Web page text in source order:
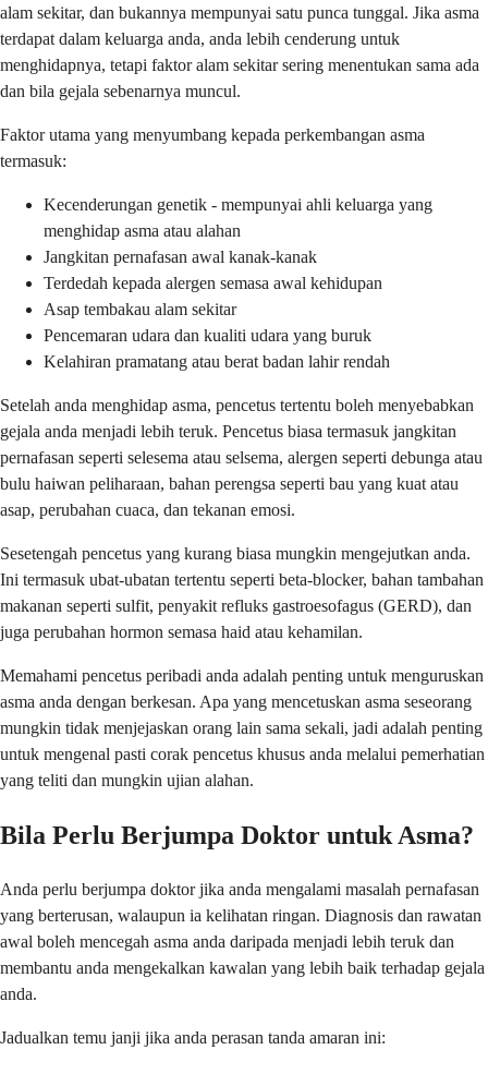
alam sekitar, dan bukannya mempunyai satu punca tunggal. Jika asma
terdapat dalam keluarga anda, anda lebih cenderung untuk
menghidapnya, tetapi faktor alam sekitar sering menentukan sama ada
dan bila gejala sebenarnya muncul.
Faktor utama yang menyumbang kepada perkembangan asma
termasuk:
Kecenderungan genetik - mempunyai ahli keluarga yang
menghidap asma atau alahan
Jangkitan pernafasan awal kanak-kanak
Terdedah kepada alergen semasa awal kehidupan
Asap tembakau alam sekitar
Pencemaran udara dan kualiti udara yang buruk
Kelahiran pramatang atau berat badan lahir rendah
Setelah anda menghidap asma, pencetus tertentu boleh menyebabkan
gejala anda menjadi lebih teruk. Pencetus biasa termasuk jangkitan
pernafasan seperti selesema atau selsema, alergen seperti debunga atau
bulu haiwan peliharaan, bahan perengsa seperti bau yang kuat atau
asap, perubahan cuaca, dan tekanan emosi.
Sesetengah pencetus yang kurang biasa mungkin mengejutkan anda.
Ini termasuk ubat-ubatan tertentu seperti beta-blocker, bahan tambahan
makanan seperti sulfit, penyakit refluks gastroesofagus (GERD), dan
juga perubahan hormon semasa haid atau kehamilan.
Memahami pencetus peribadi anda adalah penting untuk menguruskan
asma anda dengan berkesan. Apa yang mencetuskan asma seseorang
mungkin tidak menjejaskan orang lain sama sekali, jadi adalah penting
untuk mengenal pasti corak pencetus khusus anda melalui pemerhatian
yang teliti dan mungkin ujian alahan.
Bila Perlu Berjumpa Doktor untuk Asma?
Anda perlu berjumpa doktor jika anda mengalami masalah pernafasan
yang berterusan, walaupun ia kelihatan ringan. Diagnosis dan rawatan
awal boleh mencegah asma anda daripada menjadi lebih teruk dan
membantu anda mengekalkan kawalan yang lebih baik terhadap gejala
anda.
Jadualkan temu janji jika anda perasan tanda amaran ini: